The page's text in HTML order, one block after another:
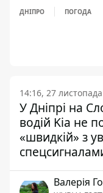
ДНІПРО ПОГОДА
14:16, 27
У Дніпрі на
водій Kia не
«швидкій» з
Валерія